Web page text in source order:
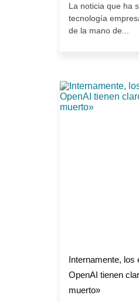
La noticia que ha
tecnología
de la mano de...
Internamente, los
OpenAI tienen
muerto»